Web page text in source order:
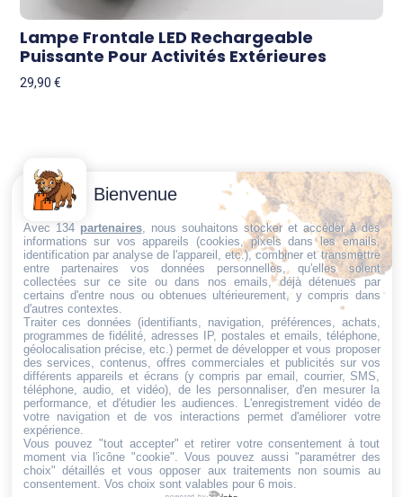
Lampe Frontale LED Rechargeable
Puissante Pour Activités Extérieures
29,90€
Trouvez ce qu'il vous faut,
au bon endroit
Conditions
générales
de vente
Politique de
cookies
Politique de
confidentialité
Mentions
légales
Conditions de
retour et de
remboursement
Droit de
rétractation
Contactez-
Nous
Email:
dt@sasbms.fr
Bienvenue
Avec 134 partenaires, nous souhaitons stocker et accéder à des
informations sur vos appareils (cookies, pixels dans les emails,
identification par analyse de l'appareil, etc.), combiner et transmettre
entre partenaires vos données personnelles, qu'elles soient
collectées sur ce site ou dans nos emails, déjà détenues par
certains d'entre nous ou obtenues ultérieurement, y compris dans
d'autres contextes.
Traiter ces données (identifiants, navigation, préférences, achats,
programmes de fidélité, adresses IP, postales et emails, téléphone,
géolocalisation précise, etc.) permet de développer et vous proposer
des services, contenus, offres commerciales et publicités sur vos
différents appareils et écrans (y compris par email, courrier, SMS,
téléphone, audio, et vidéo), de les personnaliser, d'en mesurer la
performance, et d'étudier les audiences. L'enregistrement vidéo de
votre navigation et de vos interactions permet d'améliorer votre
expérience.
Vous pouvez "tout accepter" et retirer votre consentement à tout
moment via l'icône "cookie" . Vous pouvez aussi "paramétrer des
choix" détaillés et vous opposer aux traitements non soumis au
consentement. Vos choix sont valables pour 6 mois.